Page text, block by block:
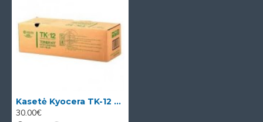
Kasetė Kyocera TK-12 OEM
30.00€